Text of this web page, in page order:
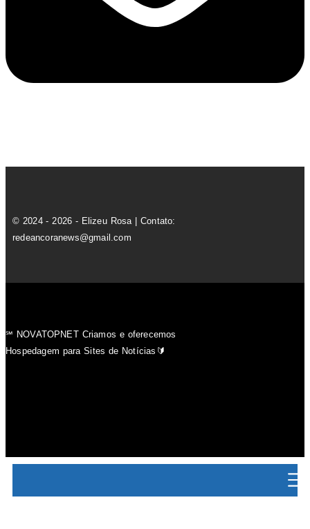
© 2024 - 2026 - Elizeu Rosa | Contato:
redeancoranews@gmail.com
℠ NOVATOPNET Criamos e oferecemos
Hospedagem para Sites de Notícias🔰